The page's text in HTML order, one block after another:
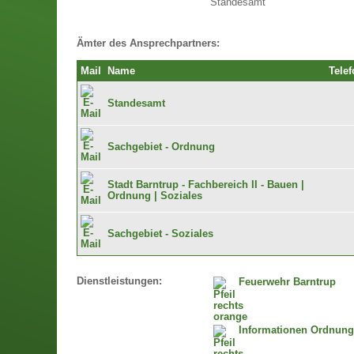
Ämter des Ansprechpartners:
Mail Name
Standesamt
Sachgebiet - Ordnung
Stadt Barntrup - Fachbereich II - Bauen |
Ordnung | Soziales
Sachgebiet - Soziales
Dienstleistungen: Feuerwehr Barntrup
Informationen